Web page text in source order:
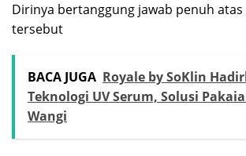
Dirinya bertanggung jawab penuh
tersebut
BACA JUGA Royale by SoKlin
Teknologi UV Serum, Solusi
Wangi